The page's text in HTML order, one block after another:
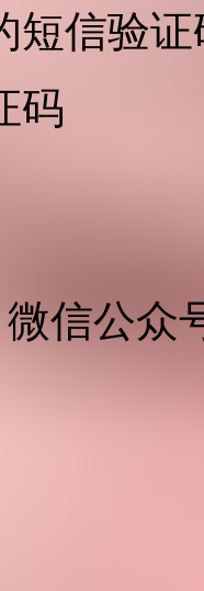
短信验证
码
微信公众